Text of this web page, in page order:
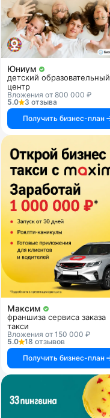
Юниум
детский образовательный
центр
Вложения от 800 000 ₽
5.0
3 отзыва
Получить бизнес-план
Максим
франшиза сервиса заказа
такси
Вложения от 150 000 ₽
5.0
18 отзывов
Получить бизнес-план